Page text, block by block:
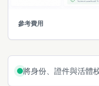
參考費用
將身份、證件與活體